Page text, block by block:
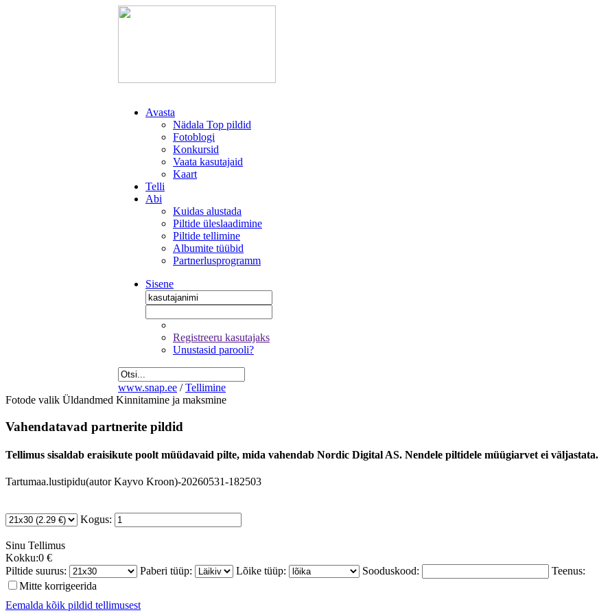
Avasta
Nädala Top pildid
Fotoblogi
Konkursid
Vaata kasutajaid
Kaart
Telli
Abi
Kuidas alustada
Piltide üleslaadimine
Piltide tellimine
Albumite tüübid
Partnerlusprogramm
Sisene
Registreeru kasutajaks
Unustasid parooli?
www.snap.ee / Tellimine
Fotode valik Üldandmed Kinnitamine ja maksmine
Vahendatavad partnerite pildid
Tellimus sisaldab eraisikute poolt müüdavaid pilte, mida vahendab Nordic Digital AS. Nendele piltidele müügiarvet ei väljastata.
Tartumaa.lustipidu(autor Kayvo Kroon)-20260531-182503
Kogus:
Sinu Tellimus
Kokku:0 €
Piltide suurus:
Paberi tüüp: Lõike tüüp: Sooduskood:
Teenus:
Mitte korrigeerida
Eemalda kõik pildid tellimusest